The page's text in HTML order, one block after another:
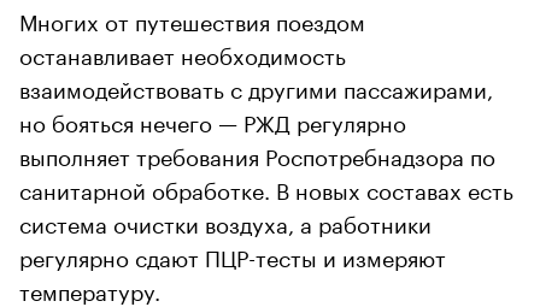
Многих от путешествия поездом
останавливает необходимость
взаимодействовать с другими пассажирами,
но бояться нечего — РЖД регулярно
выполняет требования Роспотребнадзора по
санитарной обработке. В новых составах есть
система очистки воздуха, а работники
регулярно сдают ПЦР-тесты и измеряют
температуру.